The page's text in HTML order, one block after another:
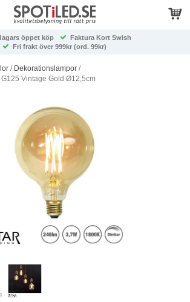
öppet köp
Faktura Kort Swish
Fri frakt över 999kr (ord. 99kr)
/ Dekorationslampor /
Vintage Gold Ø12,5cm